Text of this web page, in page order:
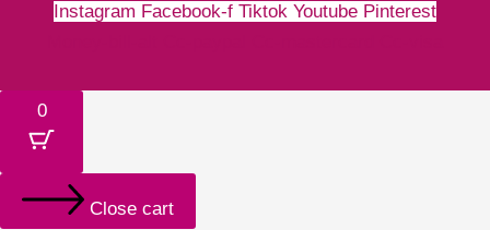
Instagram Facebook-f Tiktok Youtube Pinterest
0
Close cart